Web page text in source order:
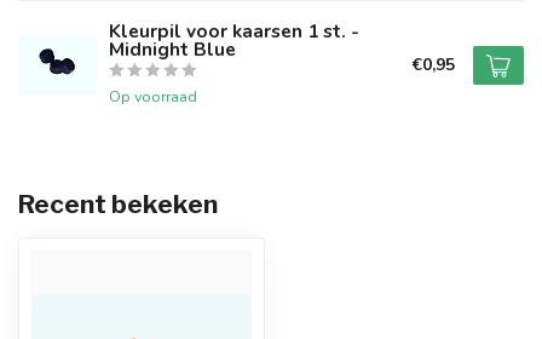
Kleurpil voor kaarsen 1 st. -
Midnight Blue
Op voorraad
€0,95
Recent bekeken